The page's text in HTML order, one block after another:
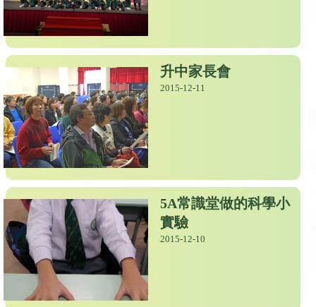
升中家長會
2015-12-11
5A常識堂做的科學小
實驗
2015-12-10